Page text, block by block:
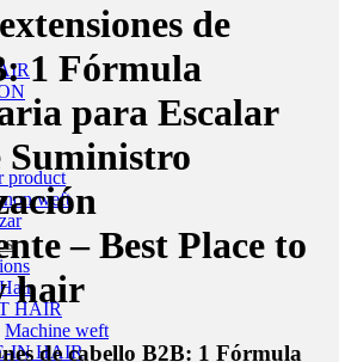
product
weft
HAIR
Machine weft
IN HAIR
de
1 Fórmula
para Escalar
Suministro
– Best Place to
hair
de cabello B2B: 1 Fórmula